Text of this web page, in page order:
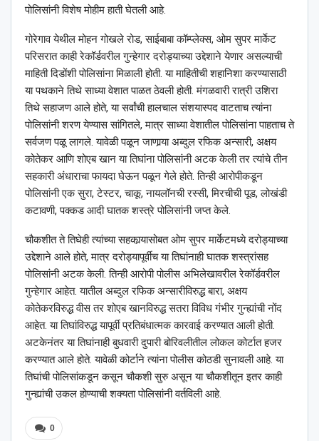
पोलिसांनी विशेष मोहीम हाती घेतली आहे.
गोरेगाव येथील मोहन गोखले रोड, साईबाबा कॉम्प्लेक्स, ओम सुपर मार्केट
परिसरात काही रेकॉर्डवरील गुन्हेगार दरोड्याच्या उद्देशाने येणार असल्याची
माहिती दिडोंशी पोलिसांना मिळाली होती. या माहितीची शहानिशा करण्यासाठी
या पथकाने तिथे साध्या वेशात पाळत ठेवली होती. मंगळवारी रात्री उशिरा
तिथे सहाजण आले होते, या सर्वांची हालचाल संशयास्पद वाटताच त्यांना
पोलिसांनी शरण येण्यास सांगितले, मात्र साध्या वेशातील पोलिसांना पाहताच ते
सर्वजण पळू लागले. यावेळी पळून जाणार्‍या अब्दुल रफिक अन्सारी, अक्षय
कोतेकर आणि शोएब खान या तिघांना पोलिसांनी अटक केली तर त्यांचे तीन
सहकारी अंधाराचा फायदा घेऊन पळून गेले होते. तिन्ही आरोपीकडून
पोलिसांनी एक सुरा, टेस्टर, चाकू, नायलॉनची रस्सी, मिरचीची पूड, लोखंडी
कटावणी, पक्कड आदी घातक शस्त्रे पोलिसांनी जप्त केले.
चौकशीत ते तिघेही त्यांच्या सहकार्‍यासोबत ओम सुपर मार्केटमध्ये दरोड्याच्या
उद्देशाने आले होते, मात्र दरोड्यापूर्वीच या तिघांनाही घातक शस्त्रांसह
पोलिसांनी अटक केली. तिन्ही आरोपी पोलीस अभिलेखावरील रेकॉर्डवरील
गुन्हेगार आहेत. यातील अब्दुल रफिक अन्सारीविरुद्ध बारा, अक्षय
कोतेकरविरुद्ध वीस तर शोएब खानविरुद्ध सतरा विविध गंभीर गुन्ह्यांची नोंद
आहेत. या तिघांविरुद्ध यापूर्वी प्रतिबंधात्मक कारवाई करण्यात आली होती.
अटकेनंतर या तिघांनाही बुधवारी दुपारी बोरिवलीतील लोकल कोर्टात हजर
करण्यात आले होते. यावेळी कोर्टाने त्यांना पोलीस कोठडी सुनावली आहे. या
तिघांची पोलिसांकडून कसून चौकशी सुरु असून या चौकशीतून इतर काही
गुन्ह्यांची उकल होण्याची शक्यता पोलिसांनी वर्तविली आहे.
0